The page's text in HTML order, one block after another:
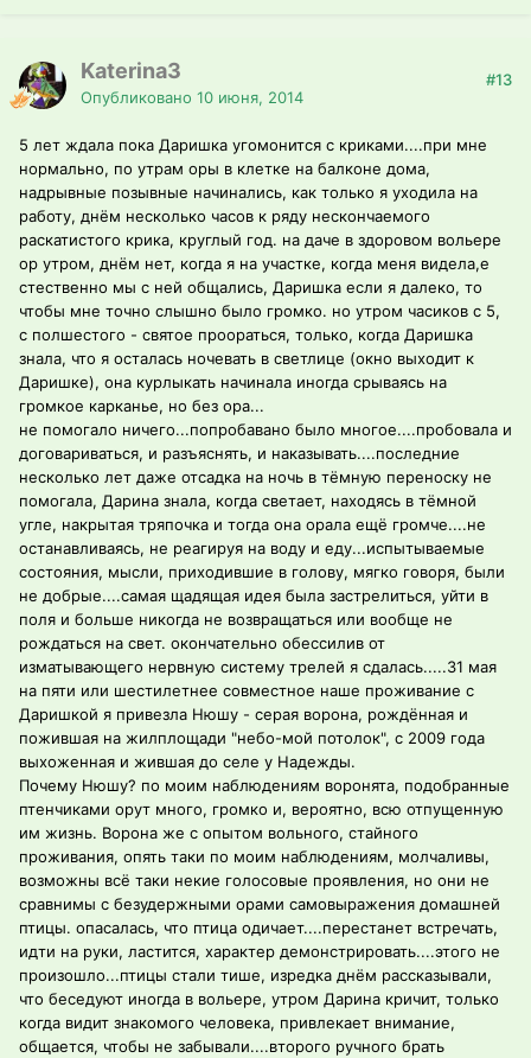
Katerina3
Опубликовано 10 июня, 2014
#13
5 лет ждала пока Даришка угомонится с криками....при мне
нормально, по утрам оры в клетке на балконе дома,
надрывные позывные начинались, как только я уходила на
работу, днём несколько часов к ряду нескончаемого
раскатистого крика, круглый год. на даче в здоровом вольере
ор утром, днём нет, когда я на участке, когда меня видела,е
стественно мы с ней общались, Даришка если я далеко, то
чтобы мне точно слышно было громко. но утром часиков с 5,
с полшестого - святое проораться, только, когда Даришка
знала, что я осталась ночевать в светлице (окно выходит к
Даришке), она курлыкать начинала иногда срываясь на
громкое карканье, но без ора...
не помогало ничего...попробавано было многое....пробовала и
договариваться, и разъяснять, и наказывать....последние
несколько лет даже отсадка на ночь в тёмную переноску не
помогала, Дарина знала, когда светает, находясь в тёмной
угле, накрытая тряпочка и тогда она орала ещё громче....не
останавливаясь, не реагируя на воду и еду...испытываемые
состояния, мысли, приходившие в голову, мягко говоря, были
не добрые....самая щадящая идея была застрелиться, уйти в
поля и больше никогда не возвращаться или вообще не
рождаться на свет. окончательно обессилив от
изматывающего нервную систему трелей я сдалась.....31 мая
на пяти или шестилетнее совместное наше проживание с
Даришкой я привезла Нюшу - серая ворона, рождённая и
пожившая на жилплощади "небо-мой потолок", с 2009 года
выхоженная и жившая до селе у Надежды.
Почему Нюшу? по моим наблюдениям воронята, подобранные
птенчиками орут много, громко и, вероятно, всю отпущенную
им жизнь. Ворона же с опытом вольного, стайного
проживания, опять таки по моим наблюдениям, молчаливы,
возможны всё таки некие голосовые проявления, но они не
сравнимы с безудержными орами самовыражения домашней
птицы. опасалась, что птица одичает....перестанет встречать,
идти на руки, ластится, характер демонстрировать....этого не
произошло...птицы стали тише, изредка днём рассказывали,
что беседуют иногда в вольере, утром Дарина кричит, только
когда видит знакомого человека, привлекает внимание,
общается, чтобы не забывали....второго ручного брать